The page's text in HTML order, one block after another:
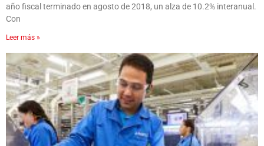
año fiscal terminado en agosto de 2018, un alza de 10.2% interanual.
Con
Leer más »